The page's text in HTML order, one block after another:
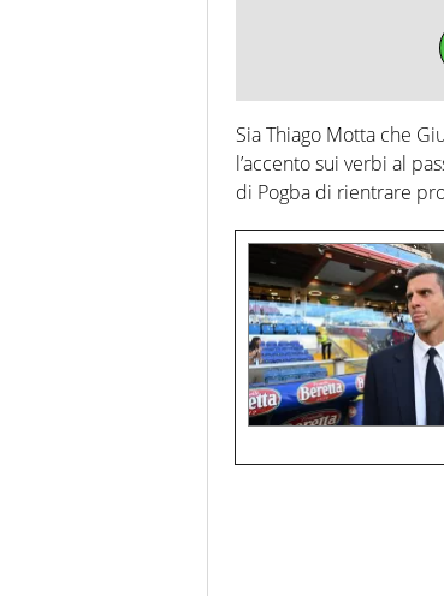
Sia Thiago Motta che
l’accento sui verbi al
di Pogba di rientrare